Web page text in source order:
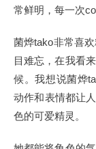
常鲜明，每一次
菌烨tako非常喜
目难忘，在我看
候。我想说菌烨
动作和表情都让
色的可爱精灵。